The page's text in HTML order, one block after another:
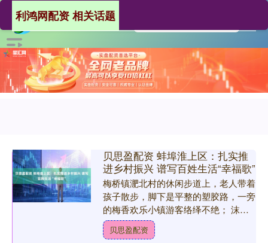
利鸿网配资 相关话题
贝思盈配资 蚌埠淮上区：扎实推
进乡村振兴 谱写百姓生活“幸福歌”
梅桥镇淝北村的休闲步道上，老人带着
孩子散步，脚下是平整的塑胶路，一旁
的梅香欢乐小镇游客络绎不绝； 沫河
口镇的田野上，4000余亩红高粱褪去
青涩，沉甸甸的穗子在微....
贝思盈配资